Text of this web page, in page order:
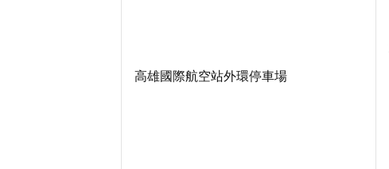
高雄國際航空站外環停車場